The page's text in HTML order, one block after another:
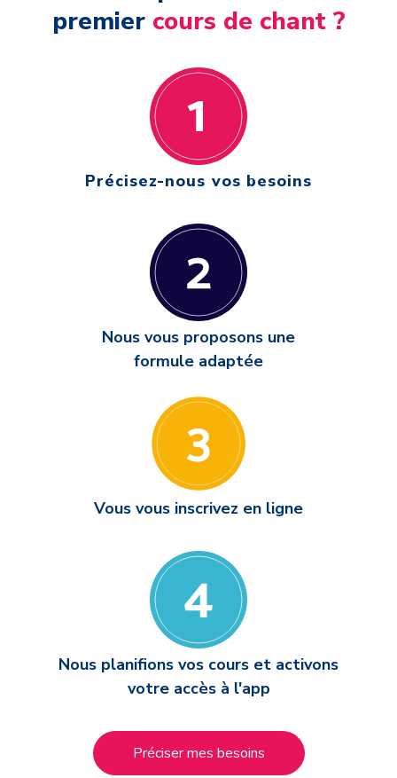
premier cours de chant ?
Précisez-nous vos besoins
Nous vous proposons une
formule adaptée
Vous vous inscrivez en ligne
Nous planifions vos cours et activons
votre accès à l'app
Préciser mes besoins